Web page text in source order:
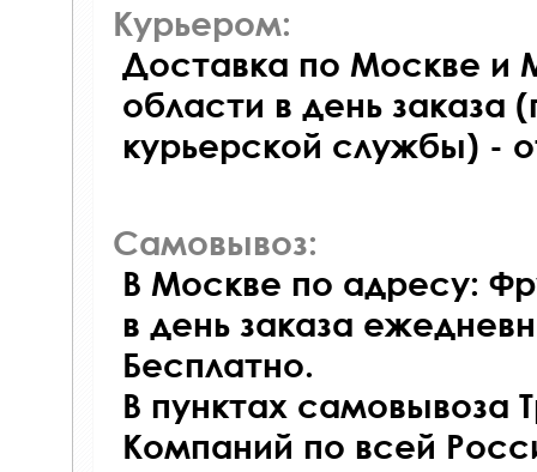
Курьером:
Доставка по Москве и
области в день заказа
курьерской службы) -
Самовывоз:
В Москве по адресу:
в день заказа
Бесплатно.
В пунктах самовывоза
Компаний по всей